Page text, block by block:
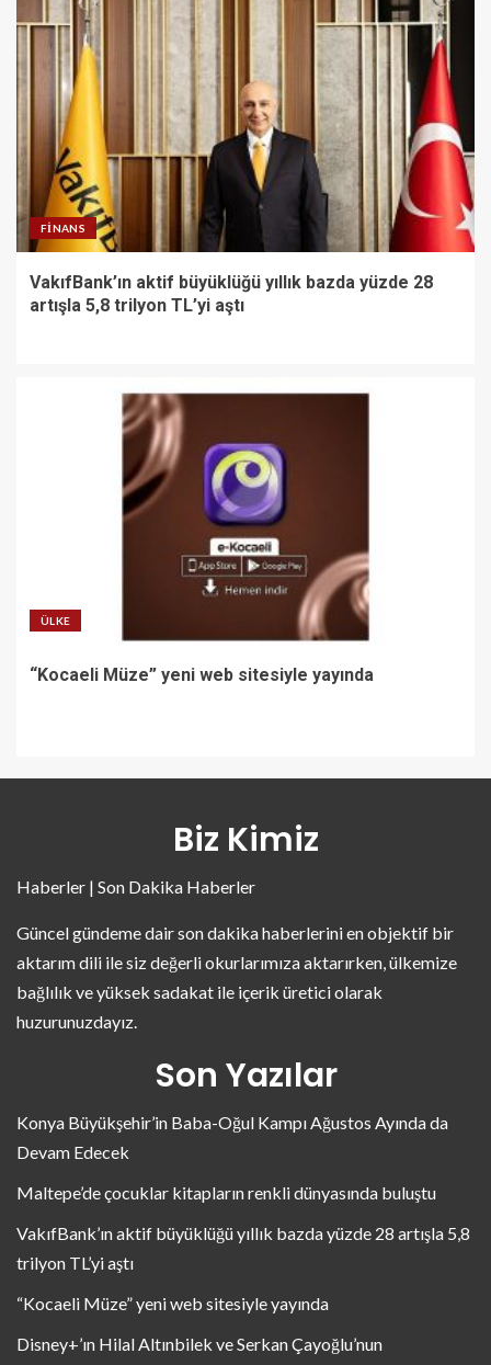
FINANS
VakıfBank’ın aktif büyüklüğü yıllık bazda yüzde 28
artışla 5,8 trilyon TL’yi aştı
ÜLKE
“Kocaeli Müze” yeni web sitesiyle yayında
Biz Kimiz
Haberler | Son Dakika Haberler
Güncel gündeme dair son dakika haberlerini en objektif bir
aktarım dili ile siz değerli okurlarımıza aktarırken, ülkemize
bağlılık ve yüksek sadakat ile içerik üretici olarak
huzurunuzdayız.
Son Yazılar
Konya Büyükşehir’in Baba-Oğul Kampı Ağustos Ayında da
Devam Edecek
Maltepe’de çocuklar kitapların renkli dünyasında buluştu
VakıfBank’ın aktif büyüklüğü yıllık bazda yüzde 28 artışla 5,8
trilyon TL’yi aştı
“Kocaeli Müze” yeni web sitesiyle yayında
Disney+’ın Hilal Altınbilek ve Serkan Çayoğlu’nun